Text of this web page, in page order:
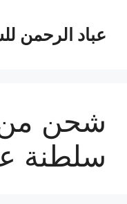
المحتوىعباد الرحمن
شحن من
سلطنة